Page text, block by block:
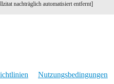
nachträglich automatisiert entfernt]
Nutzungsbedingungen